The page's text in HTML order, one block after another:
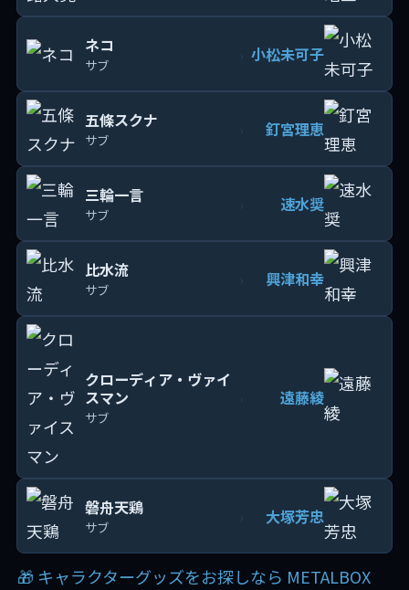
ネコ
サブ 小松未可子
五條スクナ
サブ 釘宮理恵
三輪一言
サブ 速水奨
比水流
サブ 興津和幸
クローディア・ヴァイ
スマン
サブ
遠藤綾
磐舟天鶏
サブ 大塚芳忠
🎁 キャラクターグッズをお探しなら METALBOX